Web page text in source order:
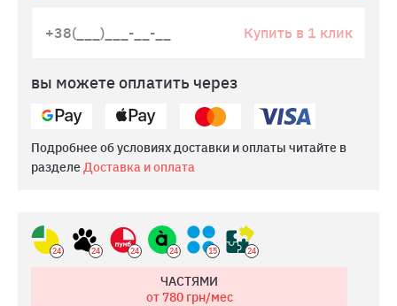
Купить в 1 клик
вы можете оплатить через
Подробнее об условиях доставки и оплаты читайте в
разделеДоставка и оплата
24 24 24 24 15 24
ЧАСТЯМИ
от 780грн/мес